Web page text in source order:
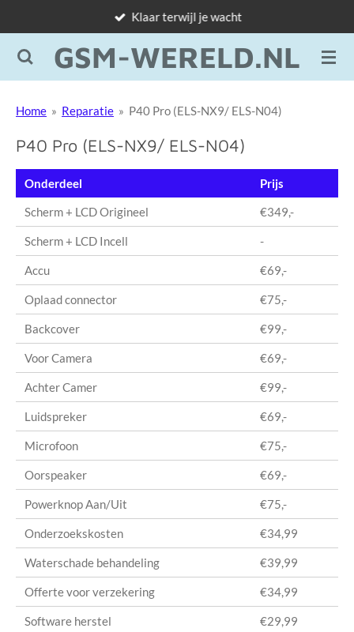
naar
de
GSM-WERELD.NL
Klaar terwijl je wacht
Home » Reparatie » P40 Pro (ELS-NX9/ ELS-N04)
P40 Pro (ELS-NX9/ ELS-N04)
Onderdeel
Prijs
Scherm + LCD Origineel
€349,-
Scherm + LCD Incell -
Accu €69,-
Oplaad connector €75,-
Backcover €99,-
Voor Camera €69,-
Achter Camer €99,-
Luidspreker €69,-
Microfoon €75,-
Oorspeaker €69,-
Powerknop Aan/Uit €75,-
Onderzoekskosten €34,99
Waterschade behandeling €39,99
Offerte voor verzekering €34,99
Software herstel €29,99